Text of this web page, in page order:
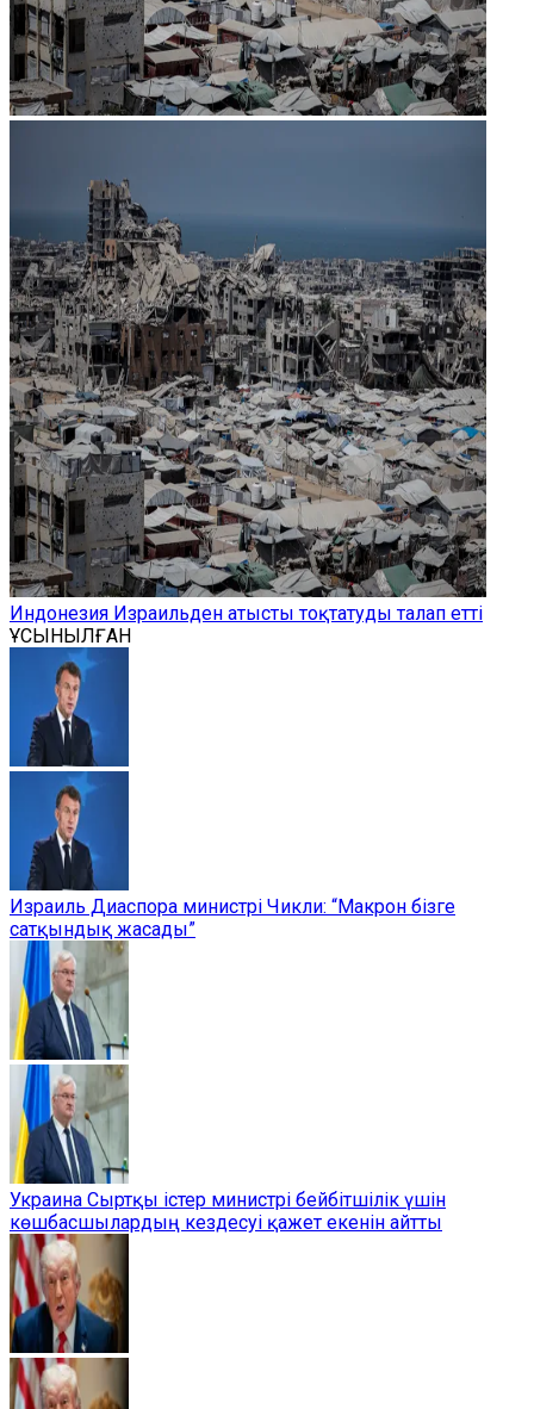
Индонезия Израильден атысты тоқтатуды талап етті
ҰСЫНЫЛҒАН
Израиль Диаспора министрі Чикли: “Макрон бізге
сатқындық жасады”
Украина Сыртқы істер министрі бейбітшілік үшін
көшбасшылардың кездесуі қажет екенін айтты